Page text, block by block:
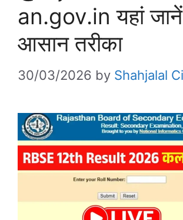
an.gov.in यहां
आसान तरीका
30/03/2026 by Shahjalal